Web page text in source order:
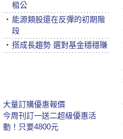
租公
‧ 能源類股還在反彈的初期階
段
‧ 搭成長趨勢 選對基金穩穩賺
大量訂購優惠報價
今周刊訂一送二超級優惠活
動！只要4800元